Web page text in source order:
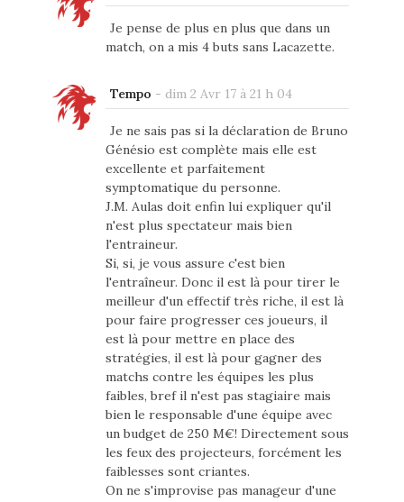
Je pense de plus en plus que dans un
match, on a mis 4 buts sans Lacazette.
Tempo - dim 2 Avr 17 à 21 h 04
Je ne sais pas si la déclaration de Bruno
Génésio est complète mais elle est
excellente et parfaitement
symptomatique du personne.
J.M. Aulas doit enfin lui expliquer qu'il
n'est plus spectateur mais bien
l'entraineur.
Si, si, je vous assure c'est bien
l'entraîneur. Donc il est là pour tirer le
meilleur d'un effectif très riche, il est là
pour faire progresser ces joueurs, il
est là pour mettre en place des
stratégies, il est là pour gagner des
matchs contre les équipes les plus
faibles, bref il n'est pas stagiaire mais
bien le responsable d'une équipe avec
un budget de 250 M€! Directement sous
les feux des projecteurs, forcément les
faiblesses sont criantes.
On ne s'improvise pas manageur d'une